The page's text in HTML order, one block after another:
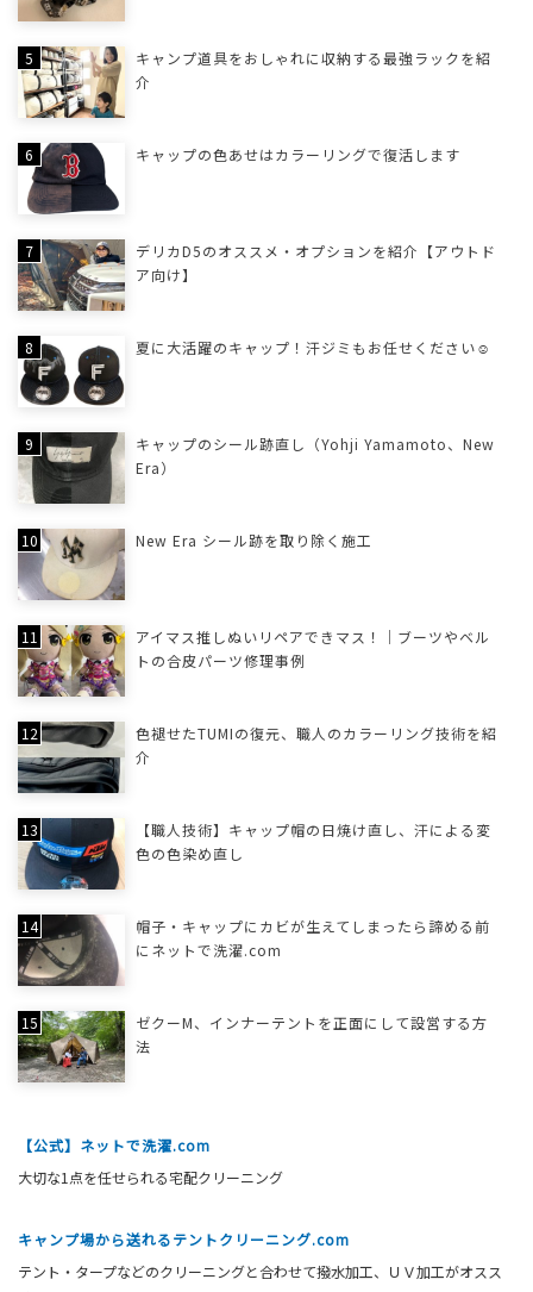
キャンプ道具をおしゃれに収納する最強ラックを紹
介
キャップの色あせはカラーリングで復活します
デリカD5のオススメ・オプションを紹介【アウトド
ア向け】
夏に大活躍のキャップ！汗ジミもお任せください☺
キャップのシール跡直し（Yohji Yamamoto、New
Era）
New Era シール跡を取り除く施工
アイマス推しぬいリペアできマス！｜ブーツやベル
トの合皮パーツ修理事例
色褪せたTUMIの復元、職人のカラーリング技術を紹
介
【職人技術】キャップ帽の日焼け直し、汗による変
色の色染め直し
帽子・キャップにカビが生えてしまったら諦める前
にネットで洗濯.com
ゼクーM、インナーテントを正面にして設営する方
法
【公式】ネットで洗濯.com
大切な1点を任せられる宅配クリーニング
キャンプ場から送れるテントクリーニング.com
テント・タープなどのクリーニングと合わせて撥水加工、ＵＶ加工がオスス